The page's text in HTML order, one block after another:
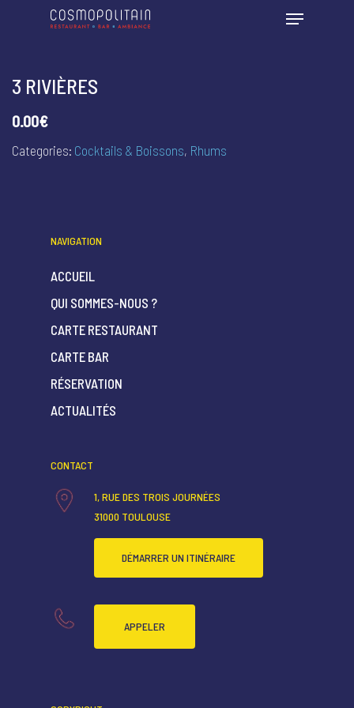
3 RIVIÈRES
0.00€
Categories: Cocktails & Boissons, Rhums
NAVIGATION
ACCUEIL
QUI SOMMES-NOUS ?
CARTE RESTAURANT
CARTE BAR
RÉSERVATION
ACTUALITÉS
CONTACT
1, RUE DES TROIS JOURNÉES
31000 TOULOUSE
DÉMARRER UN ITINÉRAIRE
APPELER
CARTE BAR
ACTUALITÉS